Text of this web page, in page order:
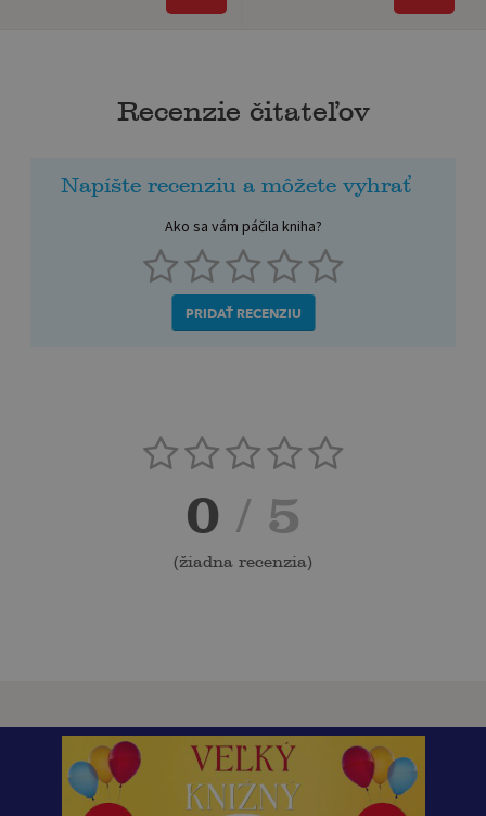
Recenzie čitateľov
Napíšte recenziu a môžete vyhrať
Ako sa vám páčila kniha?
PRIDAŤ RECENZIU
0 / 5
(žiadna recenzia)